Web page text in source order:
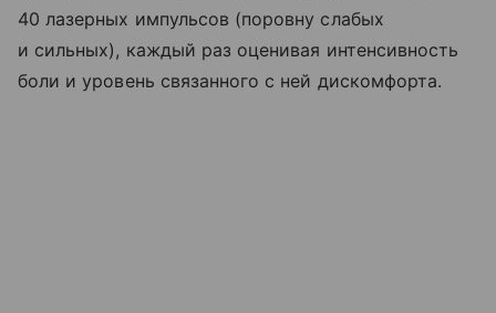
40 лазерных импульсов (поровну слабых
и сильных), каждый раз оценивая интенсивность
боли и уровень связанного с ней дискомфорта.